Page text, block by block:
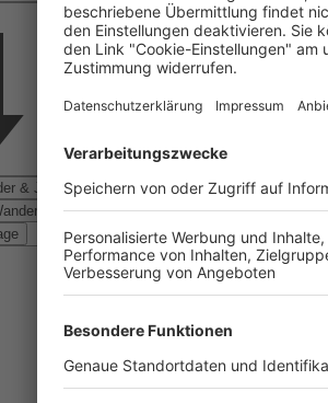
& Jugend Kino Klassik Kunst & Museen